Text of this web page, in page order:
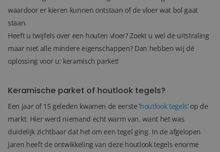
waardoor er kieren kunnen ontstaan of de vloer wat bol gaat
staan.
Heeft u twijfels over een houten vloer? Zoekt u wel de uitstraling
maar niet alle mindere eigenschappen? Dan hebben wij dé
oplossing voor u: keramisch parket!
Keramische parket of houtlook tegels?
Een jaar of 15 geleden kwamen de eerste ‘houtlook tegels’ op de
markt. Hier werd niemand echt warm van, want het was
duidelijk zichtbaar dat het om een tegel ging. In de afgelopen
jaren heeft de ontwikkeling van deze houtlook tegels enorme